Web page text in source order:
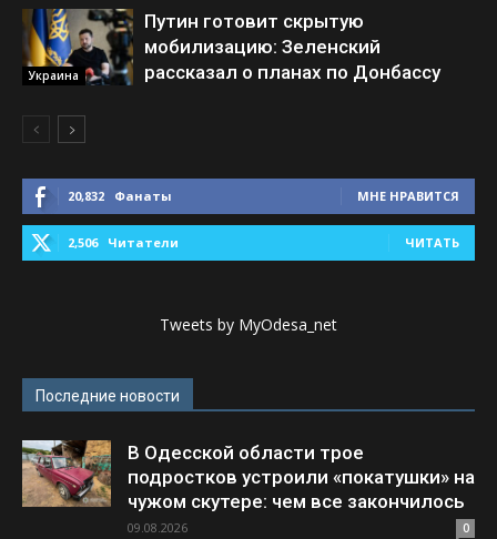
Украина
Путин готовит скрытую
мобилизацию: Зеленский
рассказал о планах по Донбассу
20,832 Фанаты МНЕ НРАВИТСЯ
2,506 Читатели ЧИТАТЬ
Tweets by MyOdesa_net
Последние новости
В Одесской области трое
подростков устроили «покатушки» на
чужом скутере: чем все закончилось
09.08.2026 0